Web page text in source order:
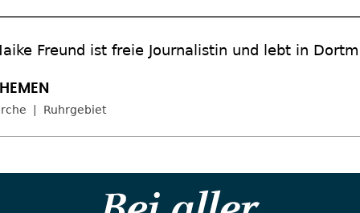
Freund ist freie Journalistin und lebt in
Ruhrgebiet